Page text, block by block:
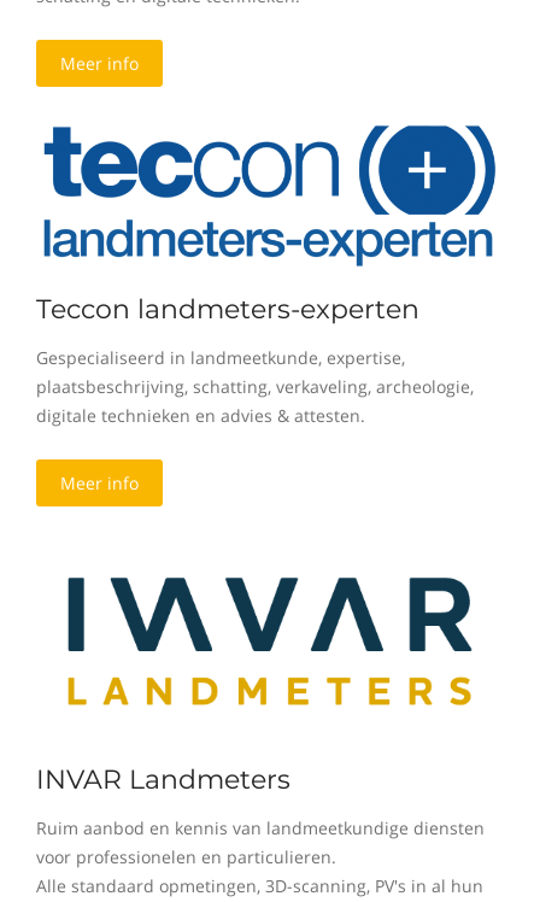
Meer info
Teccon landmeters-experten
Gespecialiseerd in landmeetkunde, expertise,
plaatsbeschrijving, schatting, verkaveling, archeologie,
digitale technieken en advies & attesten.
Meer info
INVAR Landmeters
Ruim aanbod en kennis van landmeetkundige diensten
voor professionelen en particulieren.
Alle standaard opmetingen, 3D-scanning, PV's in al hun